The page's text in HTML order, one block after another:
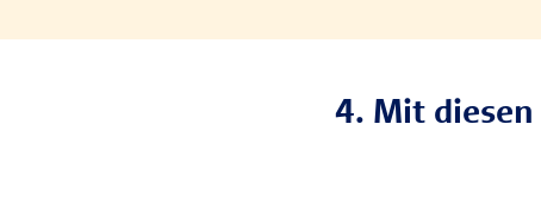
4. Mit